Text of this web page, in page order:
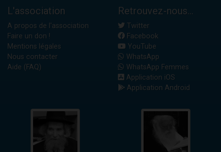
L'association
A propos de l'association
Faire un don !
Mentions légales
Nous contacter
Aide (FAQ)
Retrouvez-nous...
Twitter
Facebook
YouTube
WhatsApp
WhatsApp Femmes
Application iOS
Application Android